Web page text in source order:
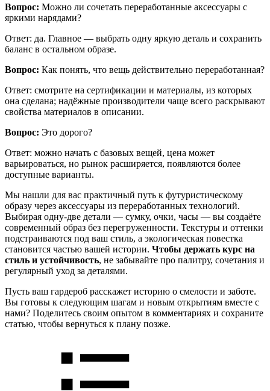
Вопрос: Можно ли сочетать переработанные аксессуары с
яркими нарядами?
Ответ: да. Главное — выбрать одну яркую деталь и сохранить
баланс в остальном образе.
Вопрос: Как понять, что вещь действительно переработанная?
Ответ: смотрите на сертификации и материалы, из которых
она сделана; надёжные производители чаще всего раскрывают
свойства материалов в описании.
Вопрос: Это дорого?
Ответ: можно начать с базовых вещей, цена может
варьироваться, но рынок расширяется, появляются более
доступные варианты.
Мы нашли для вас практичный путь к футуристическому
образу через аксессуары из переработанных технологий.
Выбирая одну-две детали — сумку, очки, часы — вы создаёте
современный образ без перегруженности. Текстуры и оттенки
подстраиваются под ваш стиль, а экологическая повестка
становится частью вашей истории. Чтобы держать курс на
стиль и устойчивость, не забывайте про палитру, сочетания и
регулярный уход за деталями.
Пусть ваш гардероб расскажет историю о смелости и заботе.
Вы готовы к следующим шагам и новым открытиям вместе с
нами? Поделитесь своим опытом в комментариях и сохраните
статью, чтобы вернуться к плану позже.